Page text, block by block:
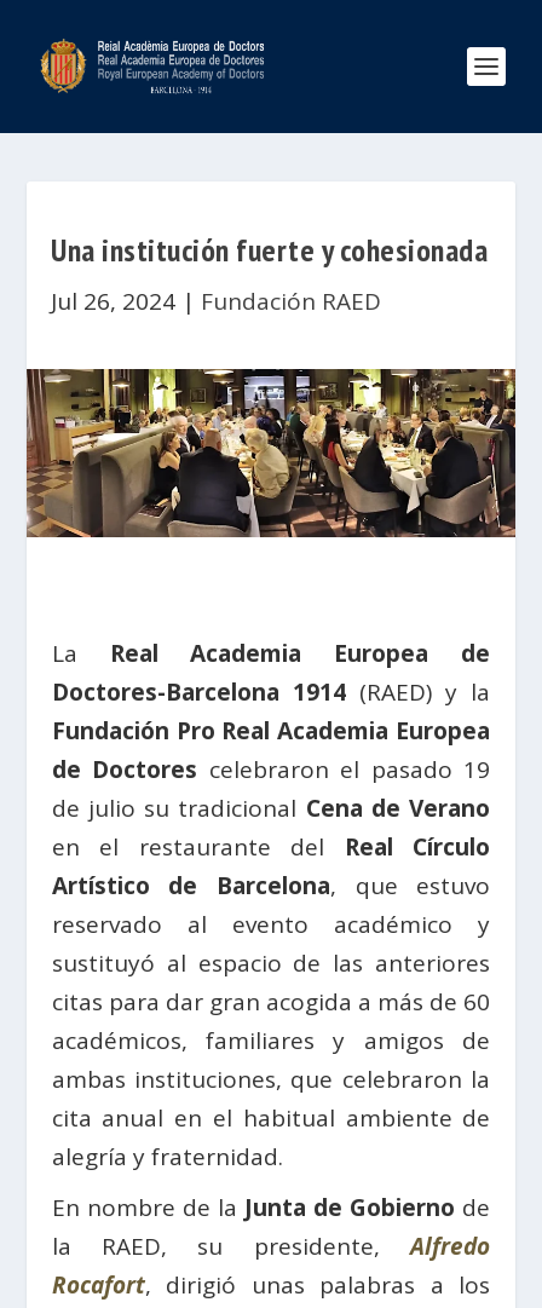
Una institución fuerte y cohesionada
Jul 26, 2024 | Fundación RAED
La Real Academia Europea de
Doctores-Barcelona 1914(RAED) y la
Fundación Pro Real Academia Europea
de Doctores celebraron el pasado 19
de julio su tradicional Cena de Verano
en el restaurante del Real Círculo
Artístico de Barcelona, que estuvo
reservado al evento académico y
sustituyó al espacio de las anteriores
citas para dar gran acogida a más de 60
académicos, familiares y amigos de
ambas instituciones, que celebraron la
cita anual en el habitual ambiente de
alegría y fraternidad.
En nombre de la Junta de Gobierno de
la RAED, su presidente,Alfredo
Rocafort, dirigió unas palabras a los